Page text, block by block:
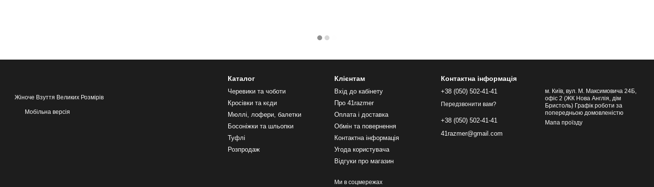
Жіноче Взуття Великих Розмірів
Мобільна версія
Каталог
Черевики та чоботи
Кросівки та кєди
Мюллі, лофери, балетки
Босоніжки та шльопки
Туфлі
Розпродаж
Клієнтам
Вхід до кабінету
Про 41razmer
Оплата і доставка
Обмін та повернення
Контактна інформація
Угода користувача
Відгуки про магазин
Ми в соцмережах
Контактна інформація
+38 (050) 502-41-41
Передзвонити вам?
+38 (050) 502-41-41
41razmer@gmail.com
м. Київ, вул. М. Максимовича 24Б,
офіс 2 (ЖК Нова Англія, дім
Бристоль) Графік роботи за
попередньою домовленістю
Мапа проїзду